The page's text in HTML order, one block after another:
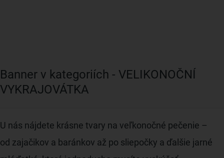
Banner v kategoriích - VELIKONOČNÍ
VYKRAJOVÁTKA
U nás nájdete krásne tvary na veľkonočné pečenie –
od zajačikov a baránkov až po sliepočky a ďalšie jarné